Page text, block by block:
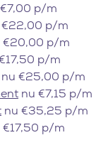
p/m
€22,00 p/m
€20,00 p/m
p/m
nu €25,00 p/m
nu €7,15 p/m
nu €35,25 p/m
€17,50 p/m